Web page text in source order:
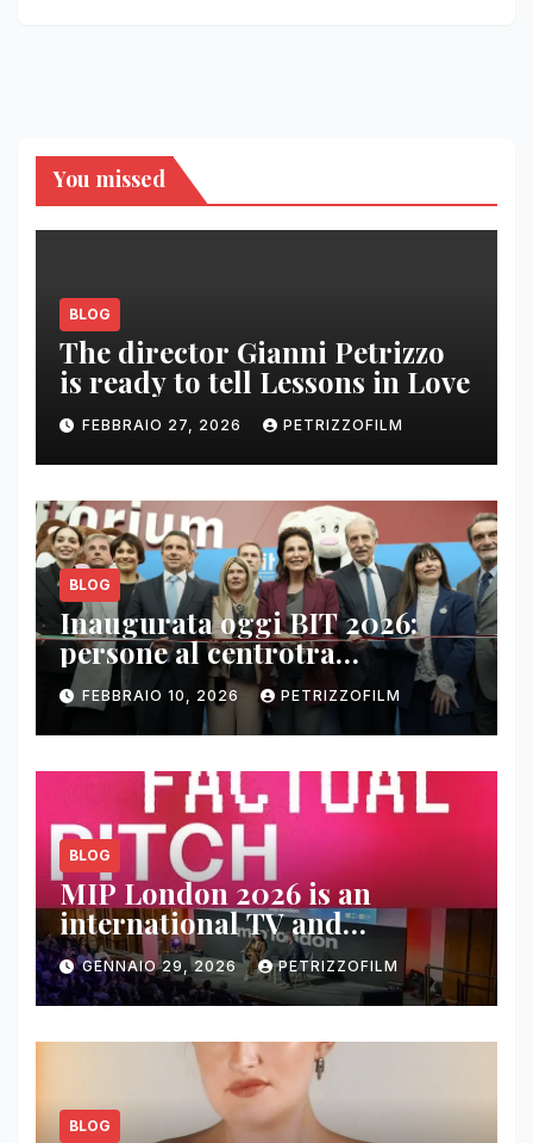
You missed
BLOG
The director Gianni Petrizzo
is ready to tell Lessons in Love
FEBBRAIO 27, 2026 PETRIZZOFILM
BLOG
Inaugurata oggi BIT 2026:
persone al centrotra
contenuti, relazioni e business
FEBBRAIO 10, 2026 PETRIZZOFILM
BLOG
MIP London 2026 is an
international TV and
streaming content market
GENNAIO 29, 2026 PETRIZZOFILM
BLOG